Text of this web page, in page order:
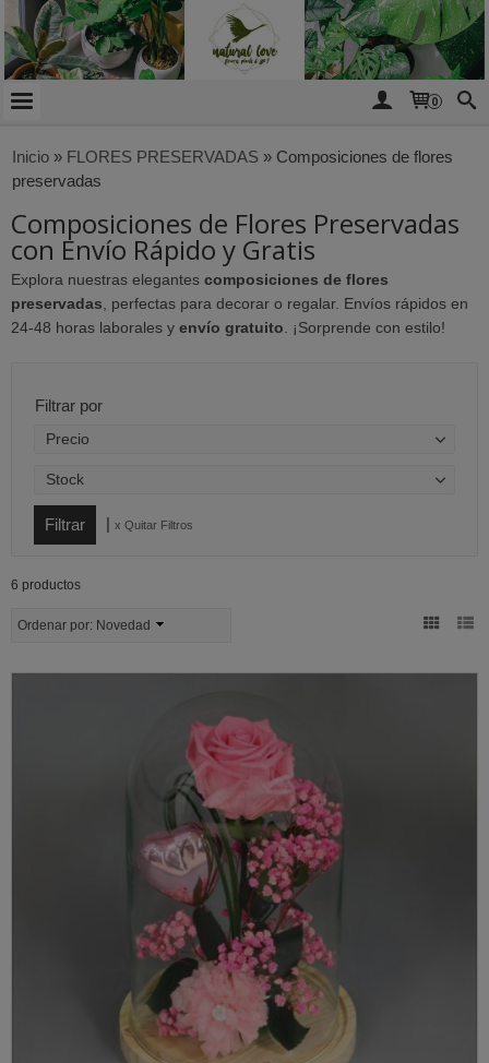
0
Inicio » FLORES PRESERVADAS » Composiciones de flores
preservadas
Composiciones de Flores Preservadas
con Envío Rápido y Gratis
Explora nuestras elegantes composiciones de flores
preservadas , perfectas para decorar o regalar. Envíos rápidos en
24-48 horas laborales y envío gratuito . ¡Sorprende con estilo!
Filtrar por
Precio
Stock
| x Quitar Filtros
6 productos
Ordenar por: Novedad